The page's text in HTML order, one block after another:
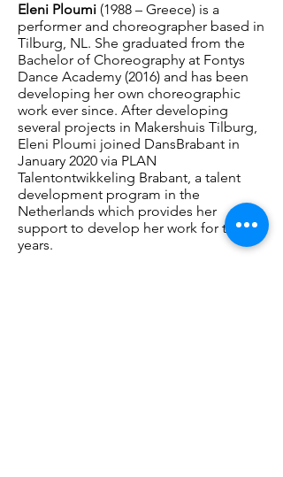
Eleni Ploumi (1988 – Greece) is a
performer and choreographer based in
Tilburg, NL. She graduated from the
Bachelor of Choreography at Fontys
Dance Academy (2016) and has been
developing her own choreographic
work ever since. After developing
several projects in Makershuis Tilburg,
Eleni Ploumi joined DansBrabant in
January 2020 via PLAN
Talentontwikkeling Brabant, a talent
development program in the
Netherlands which provides her
support to develop her work for three
years.